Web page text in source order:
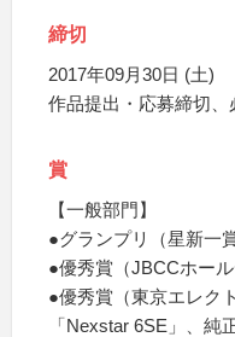
締切
2017年09月30日 (土)
作品提出・応募締切、
賞
【一般部門】
●グランプリ（星新一
●優秀賞（JBCCホー
●優秀賞（東京エレク
「Nexstar 6SE」、純